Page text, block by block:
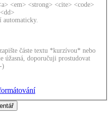
<em> <strong> <cite> <code>
automaticky.
částe textu *kurzívou* nebo
úžasná, doporučuji prostudovat
)